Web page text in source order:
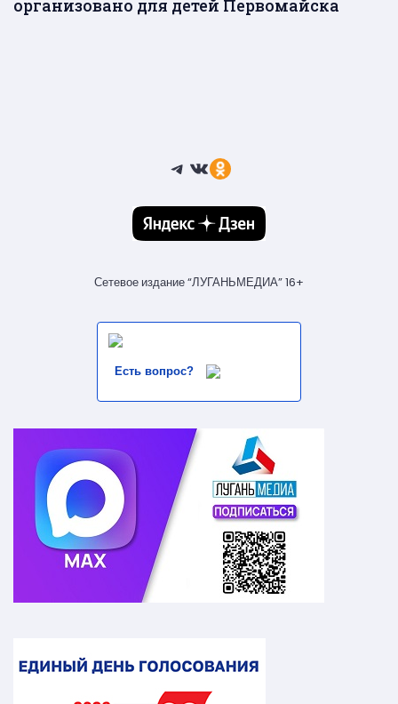
организовано для детей Первомайска
Telegram
ВКонтакте
Ссылка
Сетевое издание “ЛУГАНЬМЕДИА” 16+
Есть вопрос?